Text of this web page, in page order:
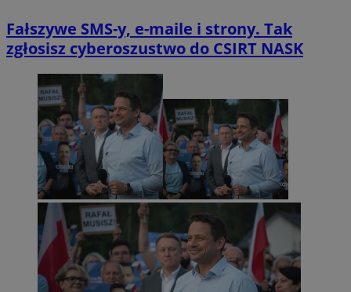
Fałszywe SMS-y, e-maile i strony. Tak
zgłosisz cyberoszustwo do CSIRT NASK